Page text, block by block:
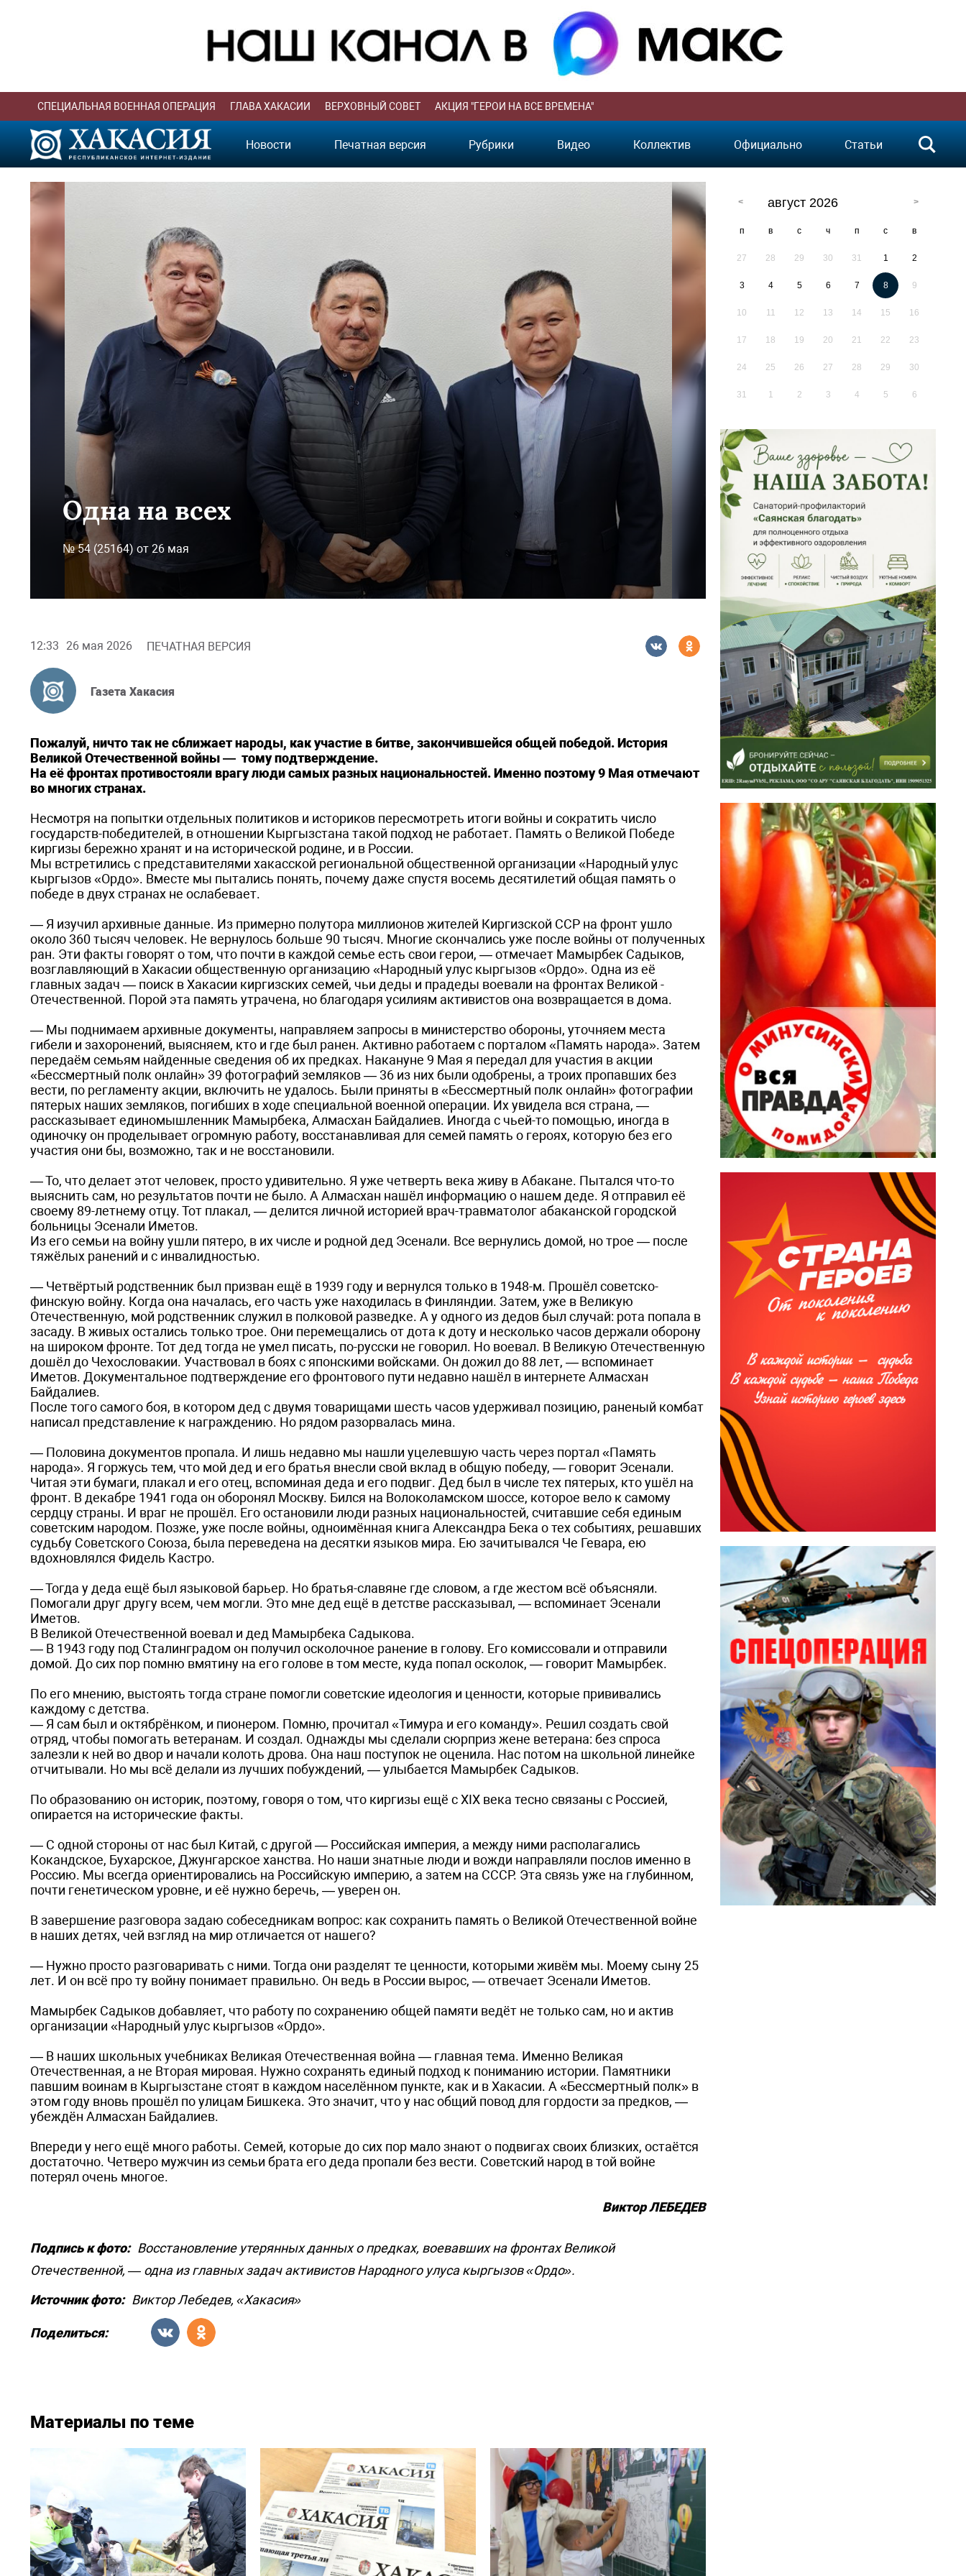
СПЕЦИАЛЬНАЯ ВОЕННАЯ ОПЕРАЦИЯ ГЛАВА ХАКАСИИ ВЕРХОВНЫЙ СОВЕТ АКЦИЯ "ГЕРОИ НА ВСЕ ВРЕМЕНА"
Новости Печатная версия Рубрики Видео Коллектив Официально Статьи
Одна на всех
№ 54 (25164) от 26 мая
12:33 26 мая 2026 ПЕЧАТНАЯ ВЕРСИЯ
Газета Хакасия
Пожалуй, ничто так не сближает народы, как участие в битве, закончившейся общей победой. История
Великой Отечественной войны — тому подтверждение.
На её фронтах противостояли врагу люди самых разных национальностей. Именно поэтому 9 Мая отмечают
во многих странах.
Несмотря на попытки отдельных политиков и историков пересмотреть итоги войны и сократить число
государств-победителей, в отношении Кыргызстана такой подход не работает. Память о Великой Победе
киргизы бережно хранят и на исторической родине, и в России.
Мы встретились с представителями хакасской региональной общественной организации «Народный улус
кыргызов «Ордо». Вместе мы пытались понять, почему даже спустя восемь десятилетий общая память о
победе в двух странах не ослабевает.
— Я изучил архивные данные. Из примерно полутора миллионов жителей Киргизской ССР на фронт ушло
около 360 тысяч человек. Не вернулось больше 90 тысяч. Многие скончались уже после войны от полученных
ран. Эти факты говорят о том, что почти в каждой семье есть свои герои, — отмечает Мамырбек Садыков,
возглавляющий в Хакасии общественную организацию «Народный улус кыргызов «Ордо». Одна из её
главных задач — поиск в Хакасии киргизских семей, чьи деды и прадеды воевали на фронтах Великой ­
Отечественной. Порой эта память утрачена, но благодаря усилиям активистов она возвращается в дома.
— Мы поднимаем архивные документы, направляем запросы в министерство обороны, уточняем места
гибели и захоронений, выясняем, кто и где был ранен. Активно работаем с порталом «Память народа». Затем
передаём семьям найденные сведения об их предках. Накануне 9 Мая я передал для участия в акции
«Бессмертный полк онлайн» 39 фотографий земляков — 36 из них были одобрены, а троих пропавших без
вести, по регламенту акции, включить не удалось. Были приняты в «Бессмертный полк онлайн» фотографии
пятерых наших земляков, погибших в ходе специальной военной операции. Их увидела вся страна, —
рассказывает единомышленник Мамырбека, Алмасхан Байдалиев. Иногда с чьей-то помощью, иногда в
одиночку он проделывает огромную работу, восстанавливая для семей память о героях, которую без его
участия они бы, возможно, так и не восстановили.
— То, что делает этот человек, просто удивительно. Я уже четверть века живу в Абакане. Пытался что-то
выяснить сам, но результатов почти не было. А Алмасхан нашёл информацию о нашем деде. Я отправил её
своему 89-летнему отцу. Тот плакал, — делится личной историей врач-травматолог абаканской городской
больницы Эсенали Иметов.
Из его семьи на войну ушли пятеро, в их числе и родной дед Эсенали. Все вернулись домой, но трое — после
тяжёлых ранений и с инвалидностью.
— Четвёртый родственник был призван ещё в 1939 году и вернулся только в 1948-м. Прошёл советско-
финскую войну. Когда она началась, его часть уже находилась в Финляндии. Затем, уже в Великую
Отечественную, мой родственник служил в полковой разведке. А у одного из дедов был случай: рота попала в
засаду. В живых остались только трое. Они перемещались от дота к доту и несколько часов держали оборону
на широком фронте. Тот дед тогда не умел писать, по-русски не говорил. Но воевал. В Великую Отечественную
дошёл до Чехословакии. Участвовал в боях с японскими войсками. Он дожил до 88 лет, — вспоминает
Иметов. Документальное подтверждение его фронтового пути недавно нашёл в интернете Алмасхан
Байдалиев.
После того самого боя, в котором дед с двумя товарищами шесть часов удерживал позицию, раненый комбат
написал представление к награждению. Но рядом разорвалась мина.
— Половина документов пропала. И лишь недавно мы нашли уцелевшую часть через портал «Память
народа». Я горжусь тем, что мой дед и его братья внесли свой вклад в общую победу, — говорит Эсенали.
Читая эти бумаги, плакал и его отец, вспоминая деда и его подвиг. Дед был в числе тех пятерых, кто ушёл на
фронт. В декабре 1941 года он оборонял Москву. Бился на Волоколамском шоссе, которое вело к самому
сердцу страны. И враг не прошёл. Его остановили люди разных национальностей, считавшие себя единым
советским народом. Позже, уже после вой­ны, одноимённая книга Александра Бека о тех событиях, решавших
судьбу Советского Союза, была переведена на десятки языков мира. Ею зачитывался Че Гевара, ею
вдохновлялся Фидель Кастро.
— Тогда у деда ещё был языковой барьер. Но братья-славяне где словом, а где жестом всё объясняли.
Помогали друг другу всем, чем могли. Это мне дед ещё в детстве рассказывал, — вспоминает Эсенали
Иметов.
В Великой Отечественной воевал и дед Мамырбека Садыкова.
— В 1943 году под Сталинградом он получил осколочное ранение в голову. Его комиссовали и отправили
домой. До сих пор помню вмятину на его голове в том месте, куда попал осколок, — говорит Мамырбек.
По его мнению, выстоять тогда стране помогли советские идеология и ценности, которые прививались
каждому с детства.
— Я сам был и октябрёнком, и пионером. Помню, прочитал «Тимура и его команду». Решил создать свой
отряд, чтобы помогать ветеранам. И создал. Однажды мы сделали сюрприз жене ветерана: без спроса
залезли к ней во двор и начали колоть дрова. Она наш поступок не оценила. Нас потом на школьной линейке
отчитывали. Но мы всё делали из лучших побуждений, — улыбается Мамырбек Садыков.
По образованию он историк, поэтому, говоря о том, что киргизы ещё с XIX века тесно связаны с Россией,
опирается на исторические факты.
— С одной стороны от нас был Китай, с другой — Российская империя, а между ними располагались
Кокандское, Бухарское, Джунгарское ханства. Но наши знатные люди и вожди направляли послов именно в
Россию. Мы всегда ориентировались на Российскую империю, а затем на СССР. Эта связь уже на глубинном,
почти генетическом уровне, и её нужно беречь, — уверен он.
В завершение разговора задаю собеседникам вопрос: как сохранить память о Великой Отечественной войне
в наших детях, чей взгляд на мир отличается от нашего?
— Нужно просто разговаривать с ними. Тогда они разделят те ценности, которыми живём мы. Моему сыну 25
лет. И он всё про ту войну понимает правильно. Он ведь в России вырос, — отвечает Эсенали Иметов.
Мамырбек Садыков добавляет, что работу по сохранению общей памяти ведёт не только сам, но и актив
организации «Народный улус кыргызов «Ордо».
— В наших школьных учебниках Великая Отечественная война — главная тема. Именно Великая
Отечественная, а не Вторая мировая. Нужно сохранять единый подход к пониманию истории. Памятники
павшим воинам в Кыргызстане стоят в каждом населённом пункте, как и в Хакасии. А «Бессмертный полк» в
этом году вновь прошёл по улицам Бишкека. Это значит, что у нас общий повод для гордости за предков, —
убеждён Алмасхан Байдалиев.
Впереди у него ещё много работы. Семей, которые до сих пор мало знают о подвигах своих близких, остаётся
достаточно. Четверо мужчин из семьи брата его деда пропали без вести. Советский народ в той войне
потерял очень многое.
Виктор ЛЕБЕДЕВ
Подпись к фото: Восстановление утерянных данных о предках, воевавших на фронтах Великой
Отечественной, — одна из главных задач активистов Народного улуса кыргызов «Ордо».
Источник фото: Виктор Лебедев, «Хакасия»
Поделиться:
Материалы по теме
август 2026
п в с ч п с в
27 28 29 30 31 1 2
3 4 5 6 7 8 9
10 11 12 13 14 15 16
17 18 19 20 21 22 23
24 25 26 27 28 29 30
31 1 2 3 4 5 6